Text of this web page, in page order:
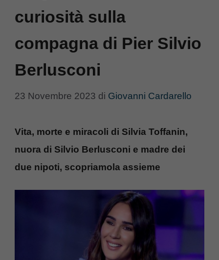
curiosità sulla
compagna di Pier Silvio
Berlusconi
23 Novembre 2023 di Giovanni Cardarello
Vita, morte e miracoli di Silvia Toffanin,
nuora di Silvio Berlusconi e madre dei
due nipoti, scopriamola assieme